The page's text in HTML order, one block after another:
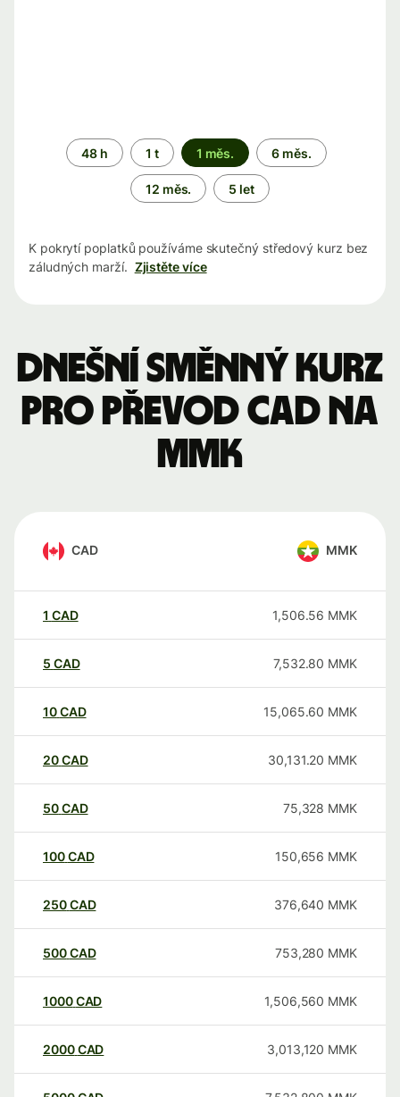
Časové
období
48 h 1 t 1 měs. 6 měs.
12 měs. 5 let
K pokrytí poplatků používáme skutečný středový kurz bez
záludných marží. Zjistěte více
Dnešní směnný kurz
pro převod CAD na
MMK
CAD MMK
1 CAD 1,506.56 MMK
5 CAD 7,532.80 MMK
10CAD 15,065.60 MMK
20CAD 30,131.20 MMK
50CAD 75,328 MMK
100CAD 150,656 MMK
250CAD 376,640 MMK
500CAD 753,280 MMK
1000CAD 1,506,560 MMK
2000CAD 3,013,120 MMK